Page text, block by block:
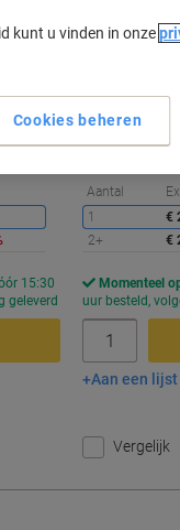
Korting
15:30
geleverd
€ 2,79
€ 3,38 Incl. btw
Aantal
1
€
2+
€
Momenteel
uur besteld,
Aan een
Vergelijk
kunt u vinden in onze
Cookies beheren